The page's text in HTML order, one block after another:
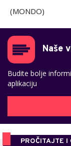
(MONDO)
Naše
Budite bolje
aplikaciju
PROČITAJTE I